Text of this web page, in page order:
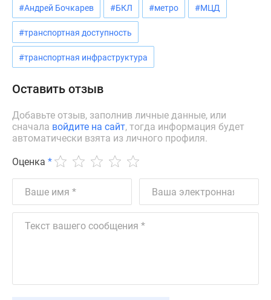
проекте
Контакты
Реклама
Машино-
места
#траншевая
ипотека
#рассрочка
ИТ-
ипотека
#Андрей Бочкарев #БКЛ #метро #МЦД
#транспортная доступность
#транспортная инфраструктура
Оставить отзыв
Добавьте отзыв, заполнив личные данные, или
сначала войдите на сайт, тогда информация будет
автоматически взята из личного профиля.
Оценка *